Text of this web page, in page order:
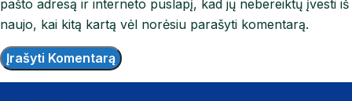
pašto adresą ir interneto puslapį, kad jų nebereiktų įvesti iš
naujo, kai kitą kartą vėl norėsiu parašyti komentarą.